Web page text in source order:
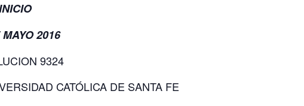
2016
9324
CATÓLICA DE SANTA FE